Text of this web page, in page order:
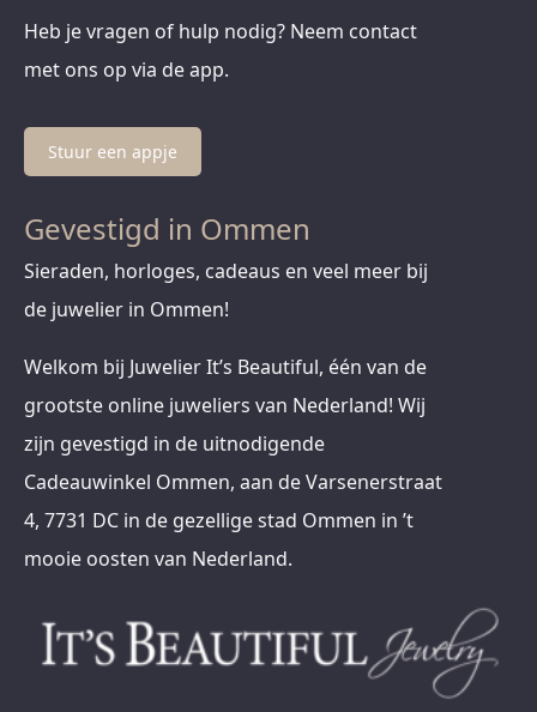
Heb je vragen of hulp nodig? Neem contact
met ons op via de app.
Stuur een appje
Gevestigd in Ommen
Sieraden, horloges, cadeaus en veel meer bij
de juwelier in Ommen!
Welkom bij Juwelier It’s Beautiful, één van de
grootste online juweliers van Nederland! Wij
zijn gevestigd in de uitnodigende
Cadeauwinkel Ommen, aan de Varsenerstraat
4, 7731 DC in de gezellige stad Ommen in ’t
mooie oosten van Nederland.